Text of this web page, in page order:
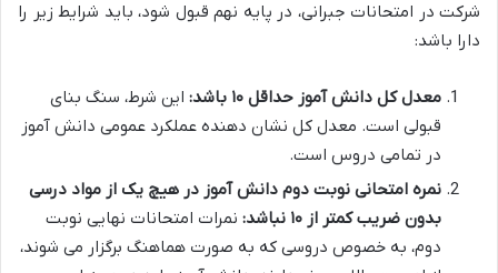
شرکت در امتحانات جبرانی، در پایه نهم قبول شود، باید شرایط زیر را
دارا باشد:
معدل کل دانش آموز حداقل ۱۰ باشد:
این شرط، سنگ بنای
قبولی است. معدل کل نشان دهنده عملکرد عمومی دانش آموز
در تمامی دروس است.
نمره امتحانی نوبت دوم دانش آموز در هیچ یک از مواد درسی
بدون ضریب کمتر از ۱۰ نباشد:
نمرات امتحانات نهایی نوبت
دوم، به خصوص دروسی که به صورت هماهنگ برگزار می شوند،